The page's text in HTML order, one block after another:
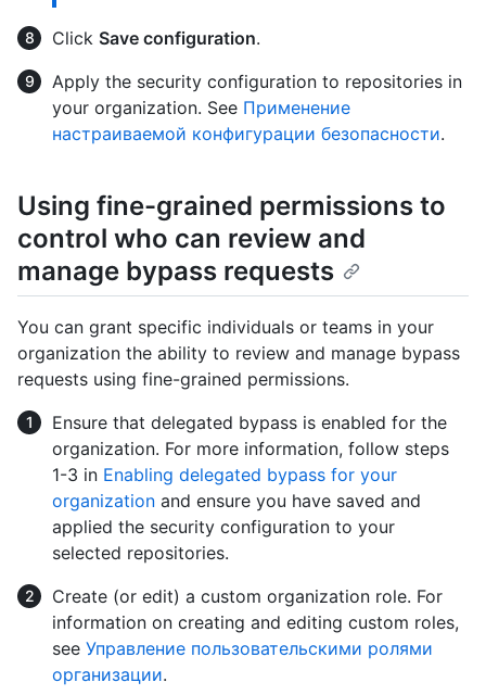
Click Save configuration.
Apply the security configuration to repositories in
your organization. See Применение
настраиваемой конфигурации безопасности.
Using fine-grained permissions to
control who can review and
manage bypass requests
You can grant specific individuals or teams in your
organization the ability to review and manage bypass
requests using fine-grained permissions.
Ensure that delegated bypass is enabled for the
organization. For more information, follow steps
1-3 in Enabling delegated bypass for your
organization and ensure you have saved and
applied the security configuration to your
selected repositories.
Create (or edit) a custom organization role. For
information on creating and editing custom roles,
see Управление пользовательскими ролями
организации.